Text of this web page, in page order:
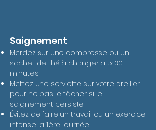
Saignement
Mordez sur une compresse ou un
sachet de thé à changer aux 30
minutes.
Mettez une serviette sur votre oreiller
pour ne pas le tâcher si le
saignement persiste.
Évitez de faire un travail ou un exercice
intense la 1ère journée.